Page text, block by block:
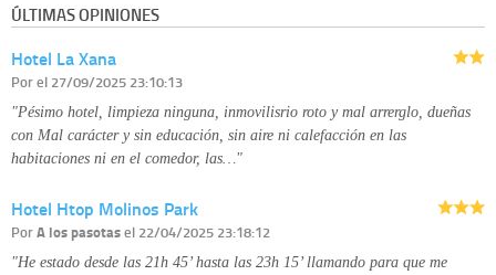
Derechos:tiene derecho a saber qué información tenemos sobre usted,
disponible en nuestra página web.
Información complementaria:
ÚLTIMAS OPINIONES
Hotel La Xana
Porel 27/09/2025 23:10:13
"Pésimo hotel, limpieza ninguna, inmovilisrio roto y mal arrerglo, dueñas
con Mal carácter y sin educación, sin aire ni calefacción en las
habitaciones ni en el comedor, las…"
Hotel Htop Molinos Park
PorA los pasotasel 22/04/2025 23:18:12
"He estado desde las 21h 45’ hasta las 23h 15’ llamando para que me